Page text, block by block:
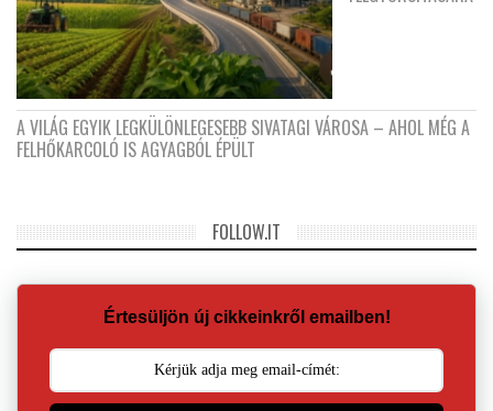
A VILÁG EGYIK LEGKÜLÖNLEGESEBB SIVATAGI VÁROSA – AHOL MÉG A
FELHŐKARCOLÓ IS AGYAGBÓL ÉPÜLT
FOLLOW.IT
Értesüljön új cikkeinkről emailben!